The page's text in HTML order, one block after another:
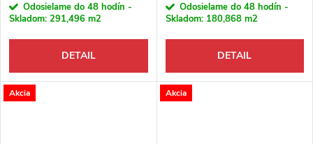
Odosielame do 48 hodín -
Skladom: 291,496 m2
DETAIL
Odosielame do 48 hodín -
Skladom: 180,868 m2
DETAIL
Akcia Akcia